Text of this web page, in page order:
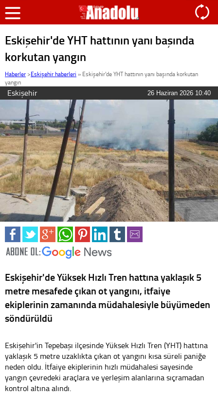
Eskişehir'de YHT hattının yanı başında
korkutan yangın
Haberler >Eskişehir haberleri » Eskişehir'de YHT hattının yanı başında korkutan
yangın
Eskişehir 26 Haziran 2026 10:40
Eskişehir'de Yüksek Hızlı Tren hattına yaklaşık 5
metre mesafede çıkan ot yangını, itfaiye
ekiplerinin zamanında müdahalesiyle büyümeden
söndürüldü
Eskişehir'in Tepebaşı ilçesinde Yüksek Hızlı Tren (YHT) hattına
yaklaşık 5 metre uzaklıkta çıkan ot yangını kısa süreli paniğe
neden oldu. İtfaiye ekiplerinin hızlı müdahalesi sayesinde
yangın çevredeki araçlara ve yerleşim alanlarına sıçramadan
kontrol altına alındı.